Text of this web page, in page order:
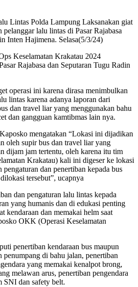
Lintas Polda Lampung Laksanakan giat
pelanggar lalu lintas di Pasar Rajabasa
Inten Hajimena. Selasa(5/3/24)
Keselamatan Krakatau 2024
Rajabasa dan Seputaran Tugu Radin
operasi ini karena dirasa menimbulkan
lintas karena adanya laporan dari
dan travel liar yang menggunakan bahu
dan gangguan kamtibmas lain nya.
mengatakan “Lokasi ini dijadikan
oleh supir bus dan travel liar yang
dijam jam tertentu, oleh karena itu tim
Krakatau) kali ini digeser ke lokasi
dan penertiban kepada bus
tersebut”, ucapnya
dan pengaturan lalu lintas kepada
yang humanis dan di edukasi penting
kendaraan dan memakai helm saat
OKK (Operasi Keselamatan
penertiban kendaraan bus maupun
di bahu jalan, penertiban
yang memakai kenalpot brong,
melawan arus, penertiban pengendara
SNI dan safety belt.